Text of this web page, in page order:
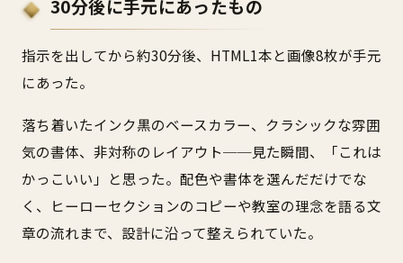
30分後に手元にあったもの
指示を出してから約30分後、HTML1本と画像8枚が手元
にあった。
落ち着いたインク黒のベースカラー、クラシックな雰囲
気の書体、非対称のレイアウト──見た瞬間、「これは
かっこいい」と思った。配色や書体を選んだだけでな
く、ヒーローセクションのコピーや教室の理念を語る文
章の流れまで、設計に沿って整えられていた。